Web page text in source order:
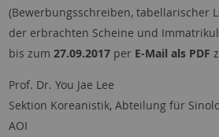
(Bewerbungsschreiben, tabellarischer
der erbrachten Scheine und
bis zum 27.09.2017 per E-Mail als PDF
Prof. Dr. You Jae Lee
Sektion Koreanistik, Abteilung für
AOI